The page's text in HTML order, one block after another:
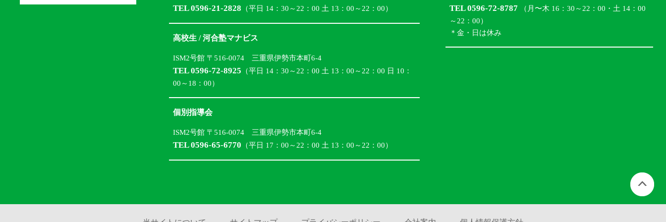
TEL 0596-21-2828 （平日 14：30～22：00 土 13：00～22：00）
高校生 / 河合塾マナビス
ISM2号館 〒516-0074 三重県伊勢市本町6-4
TEL 0596-72-8925 （平日 14：30～22：00 土 13：00～22：00 日 10：
00～18：00）
個別指導会
ISM2号館 〒516-0074 三重県伊勢市本町6-4
TEL 0596-65-6770 （平日 17：00～22：00 土 13：00～22：00）
TEL 0596-72-8787 （月〜木 16：30～22：00・土 14：00
～22：00）
＊金・日は休み